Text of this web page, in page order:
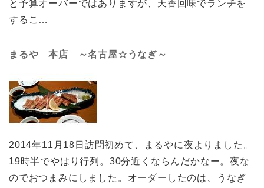
と予算オーバーではありますが、天香回味でランチを
するこ…
まるや 本店 ～名古屋☆うなぎ～
2014年11月18日訪問初めて、まるやに夜よりました。
19時半でやはり行列。30分近くならんだかなー。夜な
のでおつまみにしました。オーダーしたのは、うなぎ